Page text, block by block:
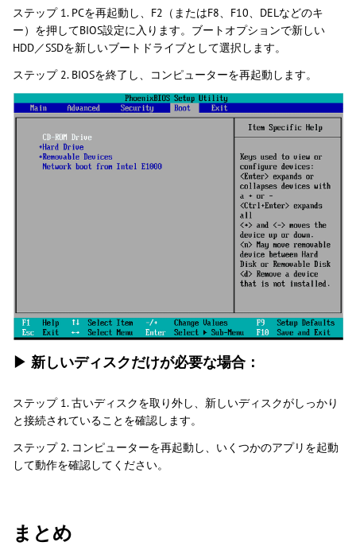
ステップ 1. PCを再起動し、F2（またはF8、F10、DELなどのキ
ー）を押してBIOS設定に入ります。ブートオプションで新しい
HDD／SSDを新しいブートドライブとして選択します。
ステップ 2. BIOSを終了し、コンピューターを再起動します。
▶ 新しいディスクだけが必要な場合：
ステップ 1. 古いディスクを取り外し、新しいディスクがしっかり
と接続されていることを確認します。
ステップ 2. コンピューターを再起動し、いくつかのアプリを起動
して動作を確認してください。
まとめ